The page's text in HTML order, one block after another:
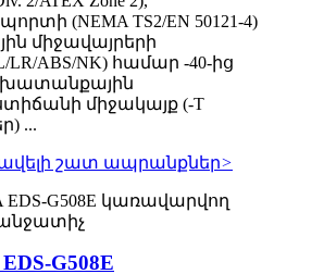
(NEMA TS2/EN 50121-4)
միջավայրերի
LR/ABS/NK) համար -40-ից
միջակայք (-T
...
ավելի շատ ապրանքներ>
G508E